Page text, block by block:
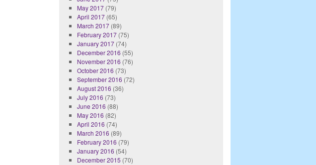
May 2017(79)
April 2017(65)
March 2017(89)
February 2017(75)
January 2017(74)
December 2016 (55)
November 2016 (76)
October 2016 (73)
September 2016 (72)
August 2016 (36)
July 2016 (73)
June 2016 (88)
May 2016 (82)
April 2016 (74)
March 2016 (89)
February 2016 (79)
January 2016 (54)
December 2015 (70)